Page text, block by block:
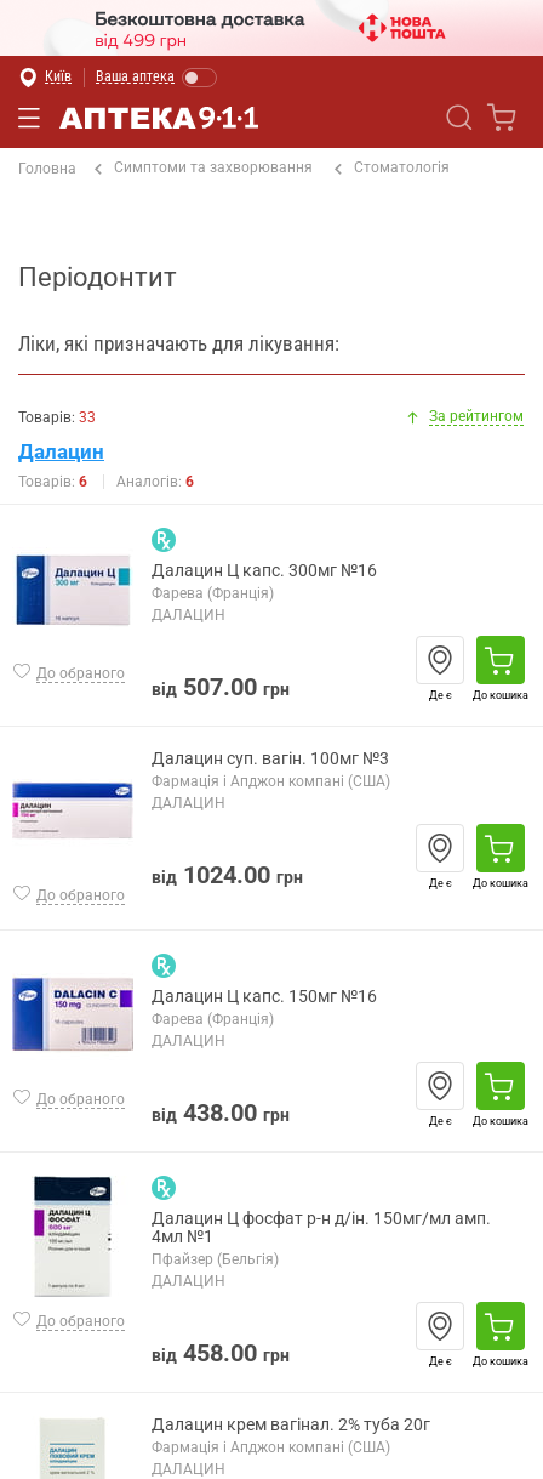
Київ Ваша аптека
Головна Симптоми та захворювання Стоматологія
Періодонтит
Ліки, які призначають для лікування:
Товарів: 33 За рейтингом
Далацин
Товарів: 6 Аналогів: 6
До обраного
Далацин Ц капс. 300мг №16
Фарева (Франція)
ДАЛАЦИН
від 507.00 грн Де є До кошика
До обраного
Далацин суп. вагін. 100мг №3
Фармація і Апджон компані (США)
ДАЛАЦИН
від 1024.00 грн Де є До кошика
До обраного
Далацин Ц капс. 150мг №16
Фарева (Франція)
ДАЛАЦИН
від 438.00 грн Де є До кошика
До обраного
Далацин Ц фосфат р-н д/ін. 150мг/мл амп.
4мл №1
Пфайзер (Бельгія)
ДАЛАЦИН
від 458.00 грн Де є До кошика
Далацин крем вагінал. 2% туба 20г
Фармація і Апджон компані (США)
ДАЛАЦИН